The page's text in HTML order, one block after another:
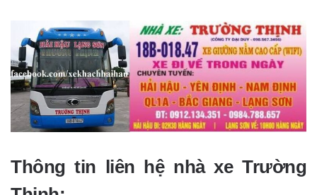
Thông tin liên hệ nhà xe Trường